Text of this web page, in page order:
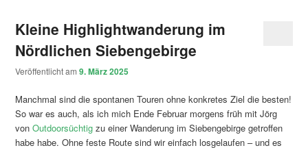
Kleine Highlightwanderung im
Nördlichen Siebengebirge
Veröffentlicht am9. März 2025
Manchmal sind die spontanen Touren ohne konkretes Ziel die besten!
So war es auch, als ich mich Ende Februar morgens früh mit Jörg
vonOutdoorsüchtig zu einer Wanderung im Siebengebirge getroffen
habe habe. Ohne feste Route sind wir einfach losgelaufen – und es